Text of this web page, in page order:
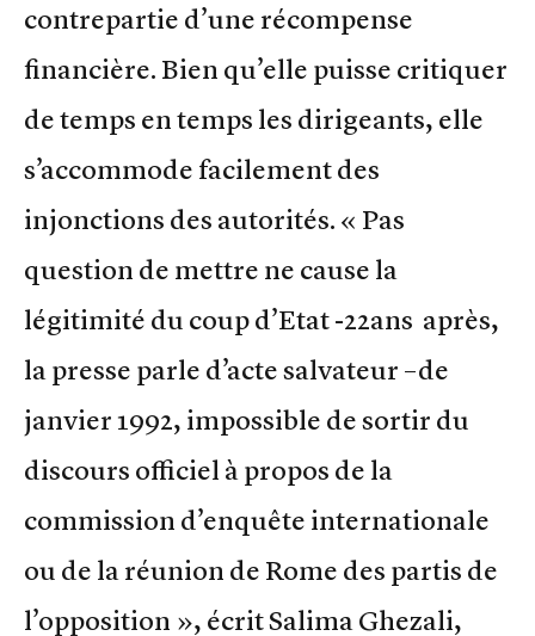
contrepartie d’une récompense
financière. Bien qu’elle puisse critiquer
de temps en temps les dirigeants, elle
s’accommode facilement des
injonctions des autorités. « Pas
question de mettre ne cause la
légitimité du coup d’Etat -22ans après,
la presse parle d’acte salvateur –de
janvier 1992, impossible de sortir du
discours officiel à propos de la
commission d’enquête internationale
ou de la réunion de Rome des partis de
l’opposition », écrit Salima Ghezali,